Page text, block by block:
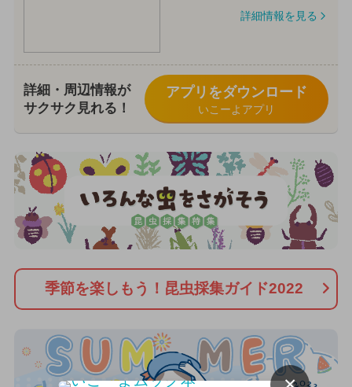
詳細情報を見る
詳細・周辺情報が
サクサク見れる！
アプリをダウンロード
いこーよアプリ
季節を楽しもう！昆虫採集ガイド2022